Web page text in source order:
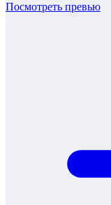
Посмотреть превью